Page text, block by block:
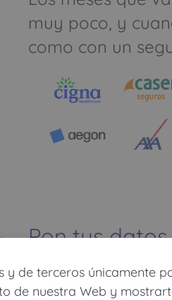
y de terceros únicamente
de nuestra Web y
muy poco, y
como con un
Pon tus
dinero